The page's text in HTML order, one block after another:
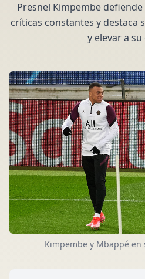
Presnel Kimpembe
críticas constantes y destaca
y elevar a
Kimpembe y Mbappé en